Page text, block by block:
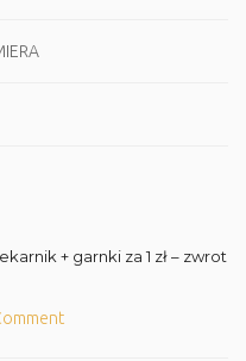
+ garnki za 1 zł – zwrot